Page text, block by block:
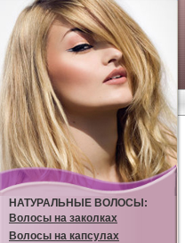
НАТУРАЛЬНЫЕ ВОЛОСЫ:
Волосы на заколках
Волосы на капсулах